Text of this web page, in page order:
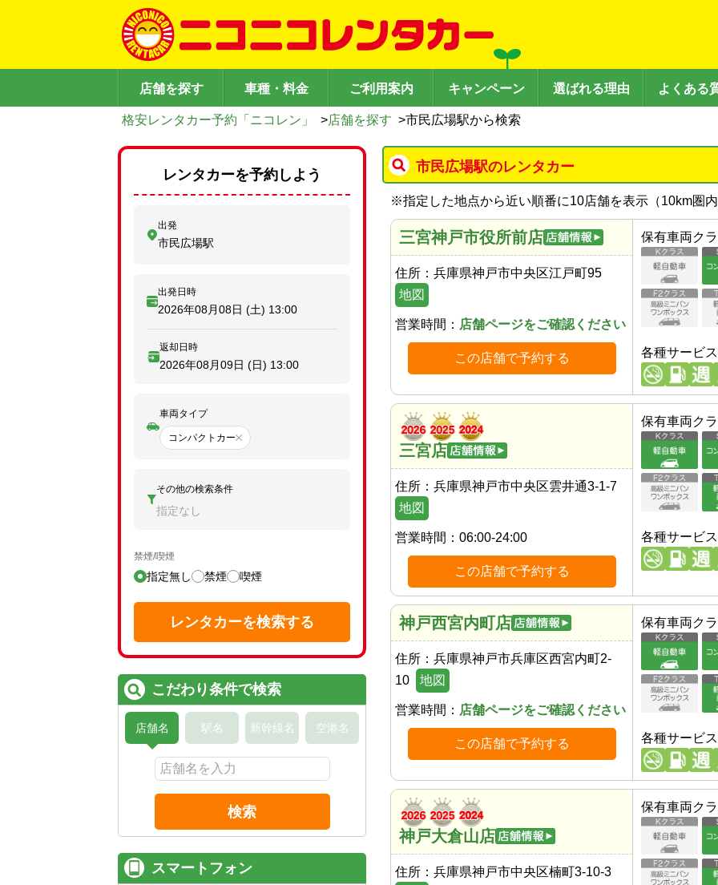
店舗を探す 車種・料金 ご利用案内 キャンペーン 選ばれる理由 よくある
格安レンタカー予約「ニコレン」 >店舗を探す >市民広場駅から検索
市民広場駅のレンタカー
※指定した地点から近い順番に10店舗を表示（10km圏
三宮神戸市役所前店
住所： 兵庫県神戸市中央区江戸町95
地図
営業時間： 店舗ページをご確認ください
この店舗で予約する
保有車両ク
各種サービス
三宮店
住所： 兵庫県神戸市中央区雲井通3-1-7
地図
営業時間： 06:00-24:00
この店舗で予約する
保有車両ク
各種サービス
神戸西宮内町店
住所： 兵庫県神戸市兵庫区西宮内町2-
10
地図
営業時間： 店舗ページをご確認ください
この店舗で予約する
保有車両ク
各種サービス
神戸大倉山店
住所： 兵庫県神戸市中央区楠町3-10-3
保有車両ク
レンタカーを予約しよう
出発
市民広場駅
出発日時
2026年08月08日 (土) 13:00
返却日時
2026年08月09日 (日) 13:00
車両タイプ
コンパクトカー
その他の検索条件
指定なし
禁煙/喫煙
指定無し 禁煙 喫煙
レンタカーを検索する
こだわり条件で検索
店舗名 駅名 新幹線名 空港名
検索
スマートフォン